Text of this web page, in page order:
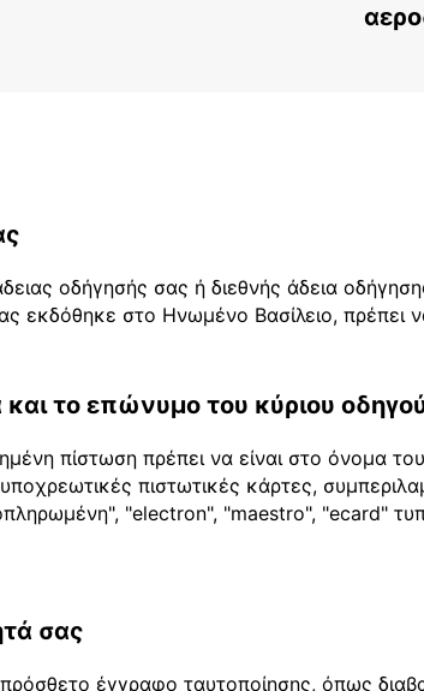
οδήγησής σας ή διεθνής άδεια
εκδόθηκε στο Ηνωμένο Βασίλειο, πρέπει
το επώνυμο του κύριου
πίστωση πρέπει να είναι στο όνομα
πιστωτικές κάρτες,
"electron", "maestro", "ecard"
σας
έγγραφο ταυτοποίησης, όπως